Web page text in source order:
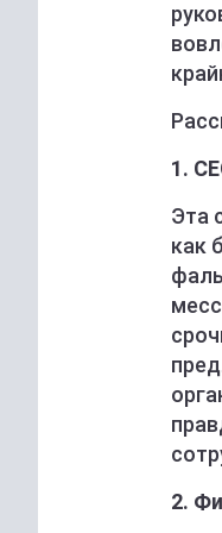
1.
Эта
как
2.